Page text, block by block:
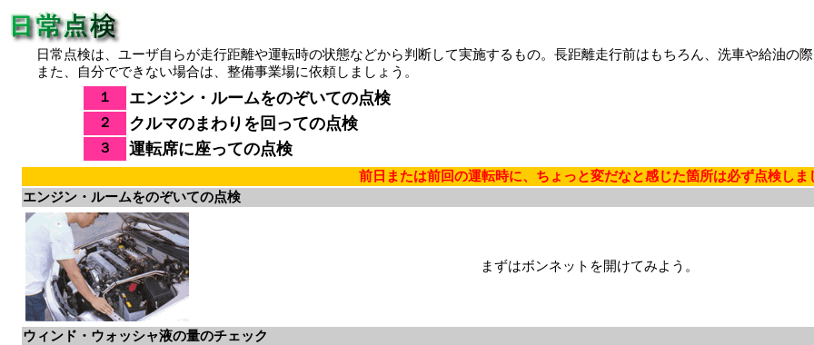
日常点検は、ユーザ自らが走行距離や運転時の状態などから判断して実施するもの。長距離走行前はもちろん、洗車や給油の際
また、自分でできない場合は、整備事業場に依頼しましょう。
１
エンジン・ルームをのぞいての点検
２ クルマのまわりを回っての点検
３ 運転席に座っての点検
前日または前回の運転時に、ちょっと変だなと感じた箇所は必ず点検しま
エンジン・ルームをのぞいての点検
まずはボンネットを開けてみよう。
ウィンド・ウォッシャ液の量のチェック